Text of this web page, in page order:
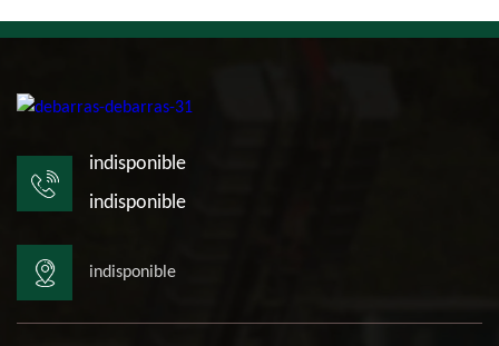
indisponible
indisponible
indisponible